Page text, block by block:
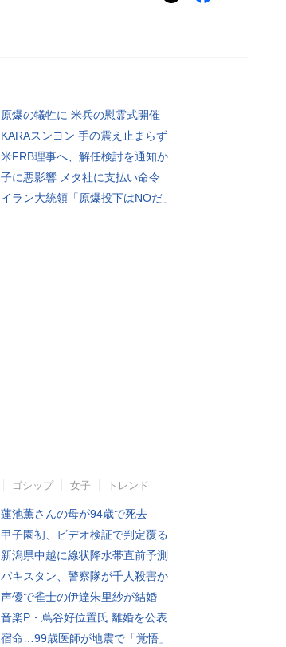
原爆の犠牲に 米兵の慰霊式開催
KARAスンヨン 手の震え止まらず
米FRB理事へ、解任検討を通知か
子に悪影響 メタ社に支払い命令
イラン大統領「原爆投下はNOだ」
ゴシップ 女子 トレンド
蓮池薫さんの母が94歳で死去
甲子園初、ビデオ検証で判定覆る
新潟県中越に線状降水帯直前予測
パキスタン、警察隊が千人殺害か
声優で雀士の伊達朱里紗が結婚
音楽P・蔦谷好位置氏 離婚を公表
宿命…99歳医師が地震で「覚悟」